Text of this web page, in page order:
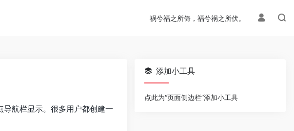
祸兮福之所倚，福兮祸之所伏。
航栏显示。很多用户都创建一
添加小工具
点此为“页面侧边栏”添加小工具